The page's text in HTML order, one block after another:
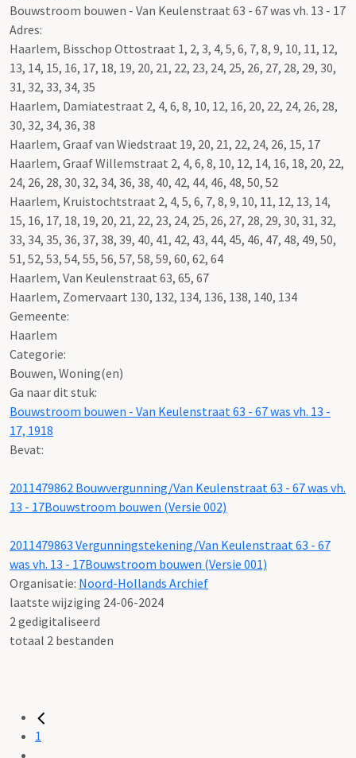
Bouwstroom bouwen - Van Keulenstraat 63 - 67 was vh. 13 - 17
Adres:
Haarlem, Bisschop Ottostraat 1, 2, 3, 4, 5, 6, 7, 8, 9, 10, 11, 12,
13, 14, 15, 16, 17, 18, 19, 20, 21, 22, 23, 24, 25, 26, 27, 28, 29, 30,
31, 32, 33, 34, 35
Haarlem, Damiatestraat 2, 4, 6, 8, 10, 12, 16, 20, 22, 24, 26, 28,
30, 32, 34, 36, 38
Haarlem, Graaf van Wiedstraat 19, 20, 21, 22, 24, 26, 15, 17
Haarlem, Graaf Willemstraat 2, 4, 6, 8, 10, 12, 14, 16, 18, 20, 22,
24, 26, 28, 30, 32, 34, 36, 38, 40, 42, 44, 46, 48, 50, 52
Haarlem, Kruistochtstraat 2, 4, 5, 6, 7, 8, 9, 10, 11, 12, 13, 14,
15, 16, 17, 18, 19, 20, 21, 22, 23, 24, 25, 26, 27, 28, 29, 30, 31, 32,
33, 34, 35, 36, 37, 38, 39, 40, 41, 42, 43, 44, 45, 46, 47, 48, 49, 50,
51, 52, 53, 54, 55, 56, 57, 58, 59, 60, 62, 64
Haarlem, Van Keulenstraat 63, 65, 67
Haarlem, Zomervaart 130, 132, 134, 136, 138, 140, 134
Gemeente:
Haarlem
Categorie:
Bouwen, Woning(en)
Ga naar dit stuk:
Bouwstroom bouwen - Van Keulenstraat 63 - 67 was vh. 13 -
17, 1918
Bevat:
2011479862 Bouwvergunning/Van Keulenstraat 63 - 67 was vh.
13 - 17Bouwstroom bouwen (Versie 002)
2011479863 Vergunningstekening/Van Keulenstraat 63 - 67
was vh. 13 - 17Bouwstroom bouwen (Versie 001)
Organisatie: Noord-Hollands Archief
laatste wijziging 24-06-2024
2 gedigitaliseerd
totaal 2 bestanden
1